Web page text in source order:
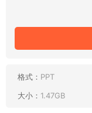
格式： PPT
大小： 1.47GB